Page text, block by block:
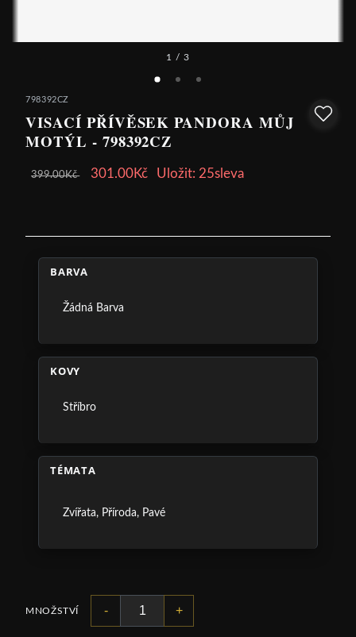
1 / 3
798392CZ
VISACÍ PŘÍVĚSEK PANDORA MŮJ
MOTÝL - 798392CZ
399.00Kč 301.00Kč Uložit: 25sleva
BARVA
Žádná Barva
KOVY
Stříbro
TÉMATA
Zvířata, Příroda, Pavé
MNOŽSTVÍ - +